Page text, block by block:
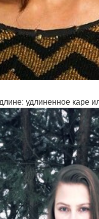
удлиненное каре